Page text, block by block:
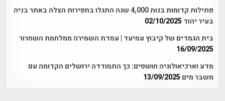
פתילות קדומות בנות 4,000 שנה התגלו בחפירות הצלה באתר בניה
בעיר יהוד 02/10/2025
בית הגמדים של קיבוץ עמיעד | עמדת השמירה ממלחמת השחרור
16/09/2025
מדע וארכיאולוגיה חושפים: כך התמודדה ירושלים הקדומה עם
משבר מים 13/09/2025